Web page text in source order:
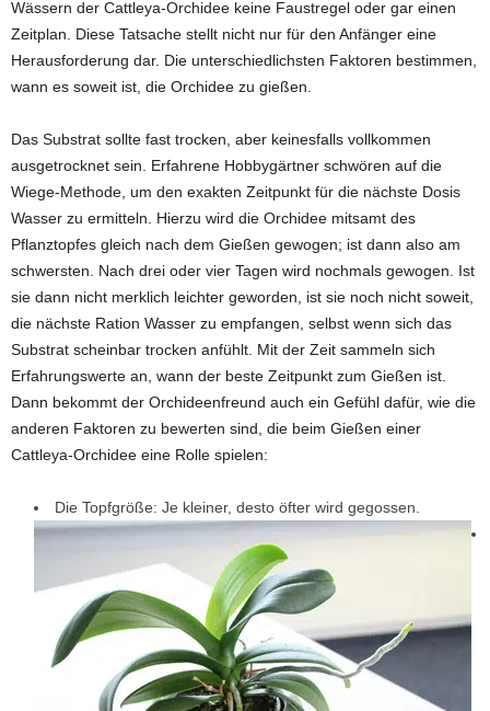
Wässern der Cattleya-Orchidee keine Faustregel oder gar einen
Zeitplan. Diese Tatsache stellt nicht nur für den Anfänger eine
Herausforderung dar. Die unterschiedlichsten Faktoren bestimmen,
wann es soweit ist, die Orchidee zu gießen.
Das Substrat sollte fast trocken, aber keinesfalls vollkommen
ausgetrocknet sein. Erfahrene Hobbygärtner schwören auf die
Wiege-Methode, um den exakten Zeitpunkt für die nächste Dosis
Wasser zu ermitteln. Hierzu wird die Orchidee mitsamt des
Pflanztopfes gleich nach dem Gießen gewogen; ist dann also am
schwersten. Nach drei oder vier Tagen wird nochmals gewogen. Ist
sie dann nicht merklich leichter geworden, ist sie noch nicht soweit,
die nächste Ration Wasser zu empfangen, selbst wenn sich das
Substrat scheinbar trocken anfühlt. Mit der Zeit sammeln sich
Erfahrungswerte an, wann der beste Zeitpunkt zum Gießen ist.
Dann bekommt der Orchideenfreund auch ein Gefühl dafür, wie die
anderen Faktoren zu bewerten sind, die beim Gießen einer
Cattleya-Orchidee eine Rolle spielen:
Die Topfgröße: Je kleiner, desto öfter wird gegossen.